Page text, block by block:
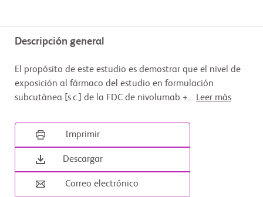
Descripción general
El propósito de este estudio es demostrar que el nivel de
exposición al fármaco del estudio en formulación
subcutánea [s.c.] de la FDC de nivolumab +... Leer más
Imprimir
Descargar
Correo electrónico